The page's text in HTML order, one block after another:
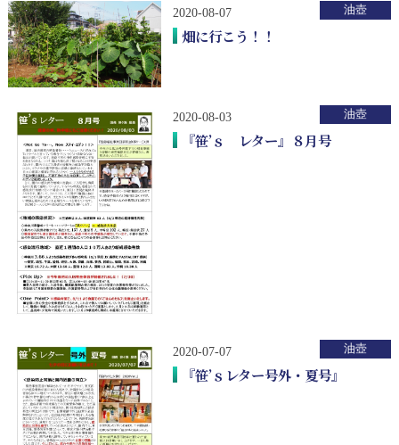
2020-08-07
畑に行こう！！
油壺
2020-08-03
『笹’ｓ レター』８月号
油壺
2020-07-07
『笹’ｓレター号外・夏号』
油壺